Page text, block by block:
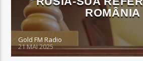
ROMÂNIA
Gold FM Radio
21 MAI 2025